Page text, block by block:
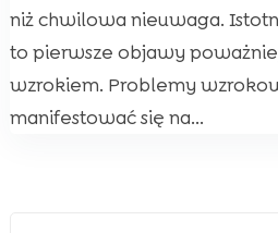
niż chwilowa nieuwaga.
to pierwsze objawy
wzrokiem. Problemy
manifestować się na...